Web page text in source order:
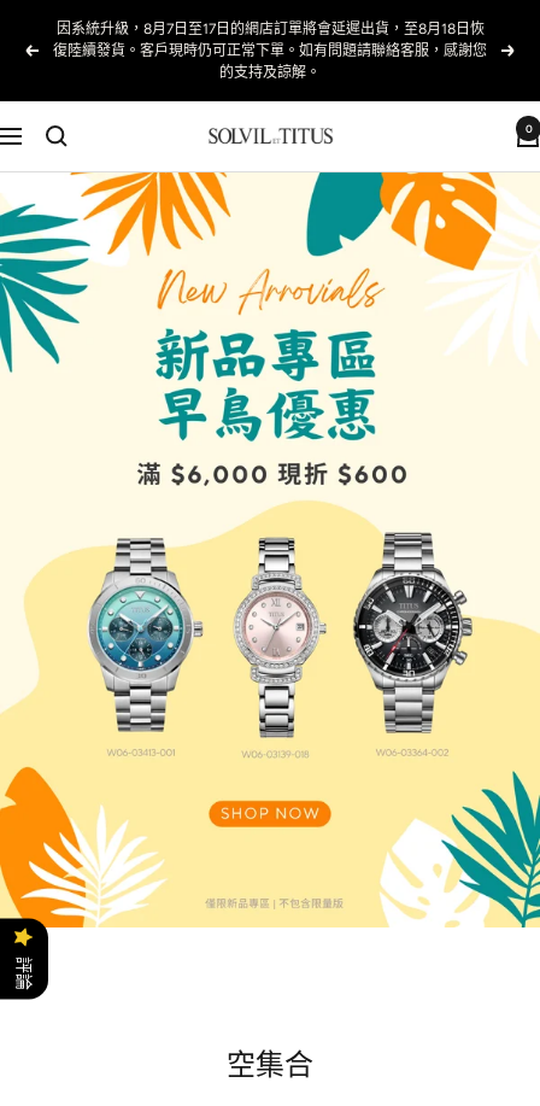
容
以
因系統升級，8月7日至17日的網店訂單將會延遲出貨，至8月18日恢
復陸續發貨。客戶現時仍可正常下單。如有問題請聯絡客服，感謝您
的支持及諒解。
下
導
航
Solvil
et
Titus
Taiwan
0
空集合
評論